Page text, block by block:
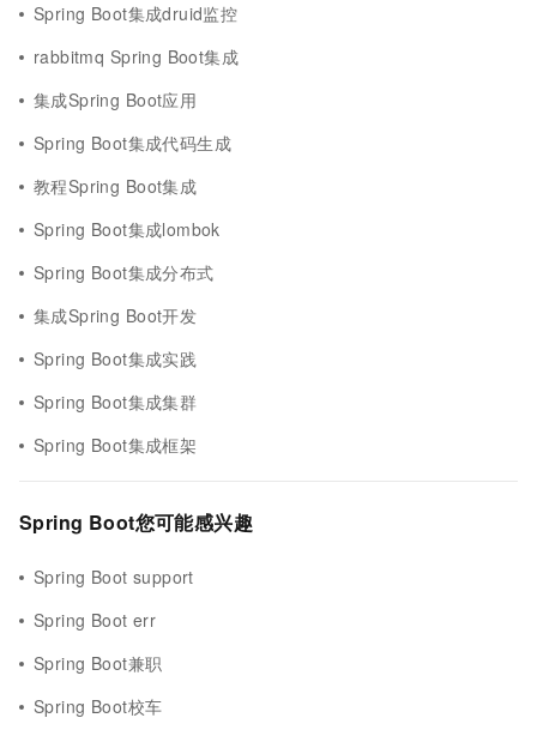
Spring Boot集成druid监控
rabbitmq Spring Boot集成
集成Spring Boot应用
Spring Boot集成代码生成
教程Spring Boot集成
Spring Boot集成lombok
Spring Boot集成分布式
集成Spring Boot开发
Spring Boot集成实践
Spring Boot集成集群
Spring Boot集成框架
Spring Boot您可能感兴趣
Spring Boot support
Spring Boot err
Spring Boot兼职
Spring Boot校车